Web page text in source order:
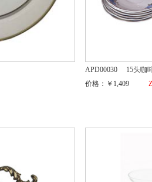
APD00030
15头咖
价格：￥1,409